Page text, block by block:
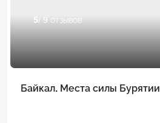
5/ 9 отзывов
Байкал. Места силы Бурятии